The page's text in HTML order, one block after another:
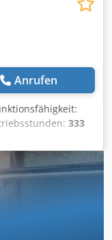
Anrufen
333
Baujahr 2002
erneuert Sehr
Erst 333
Hubhöhe
Triplexmast